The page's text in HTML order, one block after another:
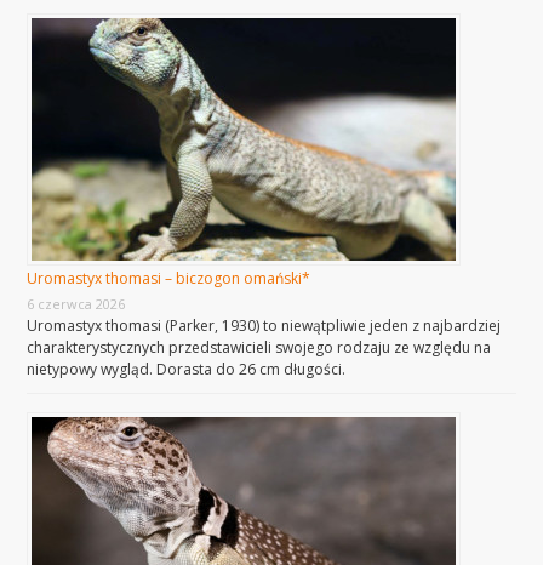
Uromastyx thomasi – biczogon omański*
6 czerwca 2026
Uromastyx thomasi (Parker, 1930) to niewątpliwie jeden z najbardziej
charakterystycznych przedstawicieli swojego rodzaju ze względu na
nietypowy wygląd. Dorasta do 26 cm długości.